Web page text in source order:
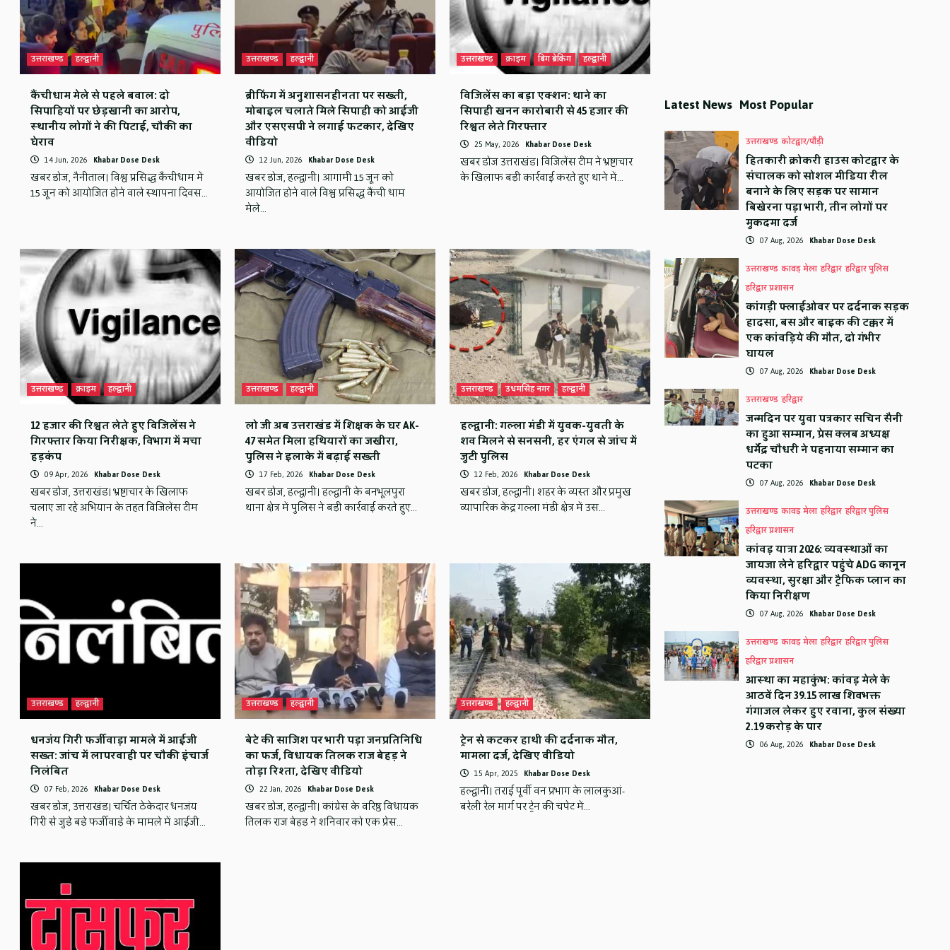
उत्तराखण्ड हल्द्वानी
कैंचीधाम मेले से पहले बवाल: दो
सिपाहियों पर छेड़खानी का आरोप,
स्थानीय लोगों ने की पिटाई, चौकी का
घेराव
14 Jun, 2026 Khabar Dose Desk
खबर डोज, नैनीताल। विश्व प्रसिद्ध कैंचीधाम में
15 जून को आयोजित होने वाले स्थापना दिवस…
उत्तराखण्ड हल्द्वानी
ब्रीफिंग में अनुशासनहीनता पर सख्ती,
मोबाइल चलाते मिले सिपाही को आईजी
और एसएसपी ने लगाई फटकार, देखिए
वीडियो
12 Jun, 2026 Khabar Dose Desk
खबर डोज, हल्द्वानी। आगामी 15 जून को
आयोजित होने वाले विश्व प्रसिद्ध कैंची धाम
मेले…
उत्तराखण्ड क्राइम बिग ब्रेकिंग हल्द्वानी
विजिलेंस का बड़ा एक्शन: थाने का
सिपाही खनन कारोबारी से 45 हजार की
रिश्वत लेते गिरफ्तार
25 May, 2026 Khabar Dose Desk
खबर डोज उत्तराखंड। विजिलेंस टीम ने भ्रष्टाचार
के खिलाफ बड़ी कार्रवाई करते हुए थाने में…
उत्तराखण्ड क्राइम हल्द्वानी
12 हजार की रिश्वत लेते हुए विजिलेंस ने
गिरफ्तार किया निरीक्षक, विभाग में मचा
हड़कंप
09 Apr, 2026 Khabar Dose Desk
खबर डोज, उत्तराखंड। भ्रष्टाचार के खिलाफ
चलाए जा रहे अभियान के तहत विजिलेंस टीम
ने…
उत्तराखण्ड हल्द्वानी
लो जी अब उत्तराखंड में शिक्षक के घर AK-
47 समेत मिला हथियारों का जखीरा,
पुलिस ने इलाके में बढ़ाई सख्ती
17 Feb, 2026 Khabar Dose Desk
खबर डोज, हल्द्वानी। हल्द्वानी के बनभूलपुरा
थाना क्षेत्र में पुलिस ने बड़ी कार्रवाई करते हुए…
उत्तराखण्ड उधमसिंह नगर हल्द्वानी
हल्द्वानी: गल्ला मंडी में युवक-युवती के
शव मिलने से सनसनी, हर एंगल से जांच में
जुटी पुलिस
12 Feb, 2026 Khabar Dose Desk
खबर डोज, हल्द्वानी। शहर के व्यस्त और प्रमुख
व्यापारिक केंद्र गल्ला मंडी क्षेत्र में उस…
उत्तराखण्ड हल्द्वानी
धनजंय गिरी फर्जीवाड़ा मामले में आईजी
सख्त: जांच में लापरवाही पर चौकी इंचार्ज
निलंबित
07 Feb, 2026 Khabar Dose Desk
खबर डोज, उत्तराखंड। चर्चित ठेकेदार धनजंय
गिरी से जुड़े बड़े फर्जीवाड़े के मामले में आईजी…
उत्तराखण्ड हल्द्वानी
बेटे की साजिश पर भारी पड़ा जनप्रतिनिधि
का फर्ज, विधायक तिलक राज बेहड़ ने
तोड़ा रिश्ता, देखिए वीडियो
22 Jan, 2026 Khabar Dose Desk
खबर डोज, हल्द्वानी। कांग्रेस के वरिष्ठ विधायक
तिलक राज बेहड़ ने शनिवार को एक प्रेस…
उत्तराखण्ड हल्द्वानी
ट्रेन से कटकर हाथी की दर्दनाक मौत,
मामला दर्ज, देखिए वीडियो
15 Apr, 2025 Khabar Dose Desk
हल्द्वानी। तराई पूर्वी वन प्रभाग के लालकुआं-
बरेली रेल मार्ग पर ट्रेन की चपेट में…
Latest News Most Popular
उत्तराखण्ड कोटद्वार/पौड़ी
हितकारी क्रोकरी हाउस कोटद्वार के
संचालक को सोशल मीडिया रील
बनाने के लिए सड़क पर सामान
बिखेरना पड़ा भारी, तीन लोगों पर
मुकदमा दर्ज
07 Aug, 2026 Khabar Dose Desk
उत्तराखण्ड कावड़ मेला हरिद्वार हरिद्वार पुलिस
हरिद्वार प्रशासन
कांगड़ी फ्लाईओवर पर दर्दनाक सड़क
हादसा, बस और बाइक की टक्कर में
एक कांवड़िये की मौत, दो गंभीर
घायल
07 Aug, 2026 Khabar Dose Desk
उत्तराखण्ड हरिद्वार
जन्मदिन पर युवा पत्रकार सचिन सैनी
का हुआ सम्मान, प्रेस क्लब अध्यक्ष
धर्मेंद्र चौधरी ने पहनाया सम्मान का
पटका
07 Aug, 2026 Khabar Dose Desk
उत्तराखण्ड कावड़ मेला हरिद्वार हरिद्वार पुलिस
हरिद्वार प्रशासन
कांवड़ यात्रा 2026: व्यवस्थाओं का
जायजा लेने हरिद्वार पहुंचे ADG कानून
व्यवस्था, सुरक्षा और ट्रैफिक प्लान का
किया निरीक्षण
07 Aug, 2026 Khabar Dose Desk
उत्तराखण्ड कावड़ मेला हरिद्वार हरिद्वार पुलिस
हरिद्वार प्रशासन
आस्था का महाकुंभ: कांवड़ मेले के
आठवें दिन 39.15 लाख शिवभक्त
गंगाजल लेकर हुए रवाना, कुल संख्या
2.19 करोड़ के पार
06 Aug, 2026 Khabar Dose Desk